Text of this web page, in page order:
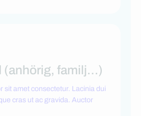
(anhörig, familj…)
sit amet consectetur. Lacinia dui
cras ut ac gravida. Auctor